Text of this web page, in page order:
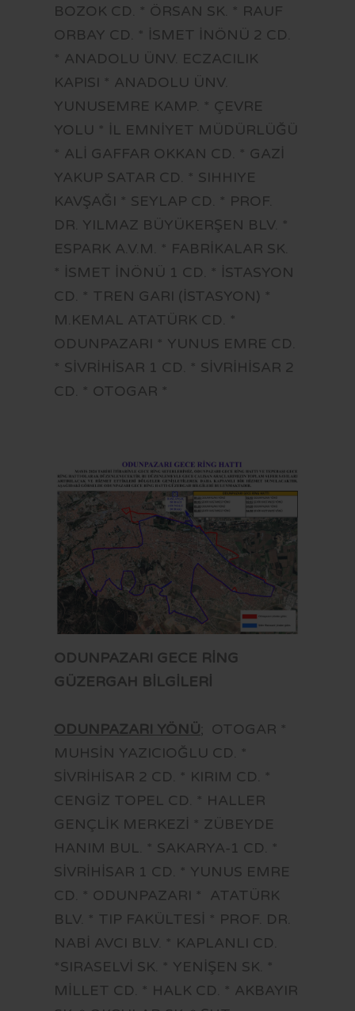
BOZOK CD. * ÖRSAN SK. * RAUF
ORBAY CD. * İSMET İNÖNÜ 2 CD.
* ANADOLU ÜNV. ECZACILIK
KAPISI * ANADOLU ÜNV.
YUNUSEMRE KAMP. * ÇEVRE
YOLU * İL EMNİYET MÜDÜRLÜĞÜ
* ALİ GAFFAR OKKAN CD. * GAZİ
YAKUP SATAR CD. * SIHHIYE
KAVŞAĞI * SEYLAP CD. * PROF.
DR. YILMAZ BÜYÜKERŞEN BLV. *
ESPARK A.V.M. * FABRİKALAR SK.
* İSMET İNÖNÜ 1 CD. * İSTASYON
CD. * TREN GARI (İSTASYON) *
M.KEMAL ATATÜRK CD. *
ODUNPAZARI * YUNUS EMRE CD.
* SİVRİHİSAR 1 CD. * SİVRİHİSAR 2
CD. * OTOGAR *
ODUNPAZARI GECE RİNG
GÜZERGAH BİLGİLERİ
ODUNPAZARI YÖNÜ; OTOGAR *
MUHSİN YAZICIOĞLU CD. *
SİVRİHİSAR 2 CD. * KIRIM CD. *
CENGİZ TOPEL CD. * HALLER
GENÇLİK MERKEZİ * ZÜBEYDE
HANIM BUL. * SAKARYA-1 CD. *
SİVRİHİSAR 1 CD. * YUNUS EMRE
CD. * ODUNPAZARI * ATATÜRK
BLV. * TIP FAKÜLTESİ * PROF. DR.
NABİ AVCI BLV. * KAPLANLI CD.
*SIRASELVİ SK. * YENİŞEN SK. *
MİLLET CD. * HALK CD. * AKBAYIR